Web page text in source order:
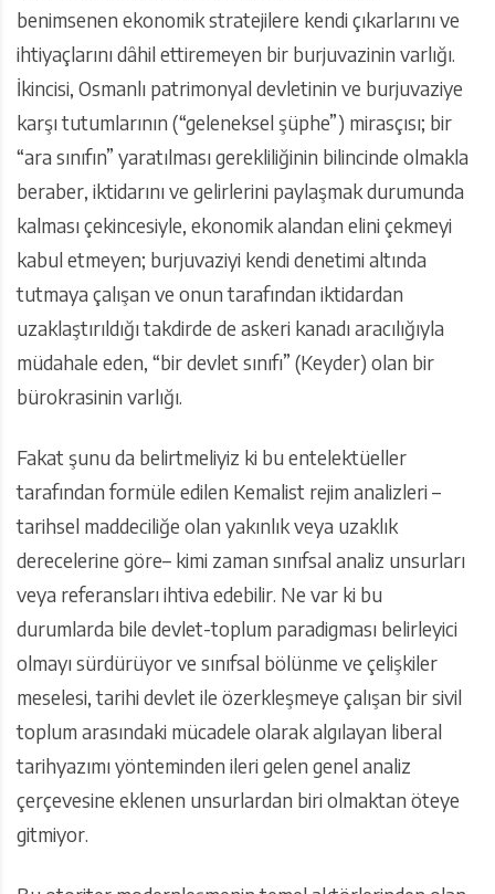
benimsenen ekonomik stratejilere kendi çıkarlarını ve
ihtiyaçlarını dâhil ettiremeyen bir burjuvazinin varlığı.
İkincisi, Osmanlı patrimonyal devletinin ve burjuvaziye
karşı tutumlarının (“geleneksel şüphe”) mirasçısı; bir
“ara sınıfın” yaratılması gerekliliğinin bilincinde olmakla
beraber, iktidarını ve gelirlerini paylaşmak durumunda
kalması çekincesiyle, ekonomik alandan elini çekmeyi
kabul etmeyen; burjuvaziyi kendi denetimi altında
tutmaya çalışan ve onun tarafından iktidardan
uzaklaştırıldığı takdirde de askeri kanadı aracılığıyla
müdahale eden, “bir devlet sınıfı” (Keyder) olan bir
bürokrasinin varlığı.
Fakat şunu da belirtmeliyiz ki bu entelektüeller
tarafından formüle edilen Kemalist rejim analizleri –
tarihsel maddeciliğe olan yakınlık veya uzaklık
derecelerine göre– kimi zaman sınıfsal analiz unsurları
veya referansları ihtiva edebilir. Ne var ki bu
durumlarda bile devlet-toplum paradigması belirleyici
olmayı sürdürüyor ve sınıfsal bölünme ve çelişkiler
meselesi, tarihi devlet ile özerkleşmeye çalışan bir sivil
toplum arasındaki mücadele olarak algılayan liberal
tarihyazımı yönteminden ileri gelen genel analiz
çerçevesine eklenen unsurlardan biri olmaktan öteye
gitmiyor.